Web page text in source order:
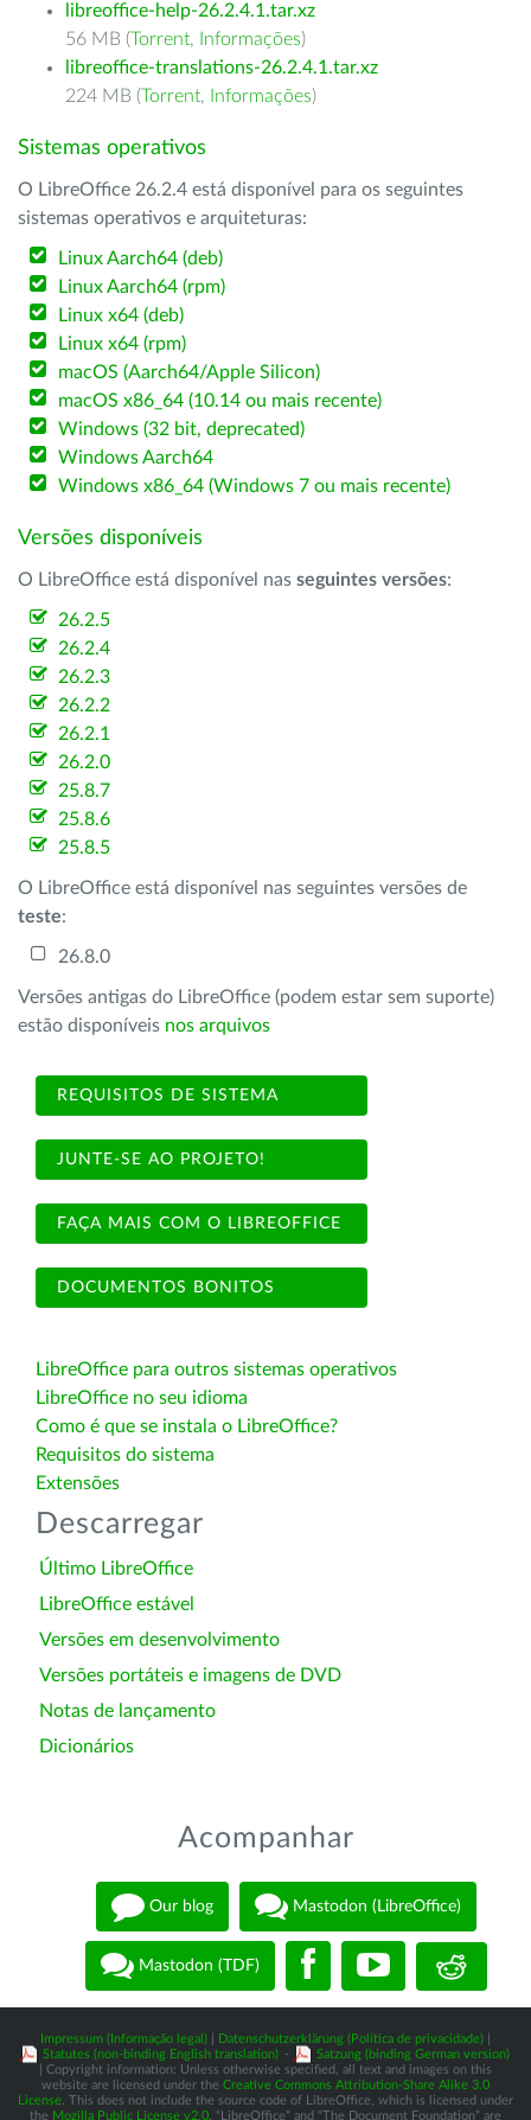
libreoffice-help-26.2.4.1.tar.xz
56 MB (Torrent, Informações)
libreoffice-translations-26.2.4.1.tar.xz
224 MB (Torrent, Informações)
Sistemas operativos
O LibreOffice 26.2.4 está disponível para os seguintes
sistemas operativos e arquiteturas:
Linux Aarch64 (deb)
Linux Aarch64 (rpm)
Linux x64 (deb)
Linux x64 (rpm)
macOS (Aarch64/Apple Silicon)
macOS x86_64 (10.14 ou mais recente)
Windows (32 bit, deprecated)
Windows Aarch64
Windows x86_64 (Windows 7 ou mais recente)
Versões disponíveis
O LibreOffice está disponível nas seguintes versões:
26.2.5
26.2.4
26.2.3
26.2.2
26.2.1
26.2.0
25.8.7
25.8.6
25.8.5
O LibreOffice está disponível nas seguintes versões de
teste:
26.8.0
Versões antigas do LibreOffice (podem estar sem suporte)
estão disponíveis nos arquivos
REQUISITOS DE SISTEMA
JUNTE-SE AO PROJETO!
FAÇA MAIS COM O LIBREOFFICE
DOCUMENTOS BONITOS
LibreOffice para outros sistemas operativos
LibreOffice no seu idioma
Como é que se instala o LibreOffice?
Requisitos do sistema
Extensões
Descarregar
Último LibreOffice
LibreOffice estável
Versões em desenvolvimento
Versões portáteis e imagens de DVD
Notas de lançamento
Dicionários
Acompanhar
Our blog Mastodon (LibreOffice)
Mastodon (TDF)
Impressum (Informação legal) Datenschutzerklärung (Política de privacidade)
Statutes (non-binding English translation) -
Satzung (binding German version)
| Copyright information: Unless otherwise specified, all text and images on this
website are licensed under the Creative Commons Attribution-Share Alike 3.0
License . This does not include the source code of LibreOffice, which is licensed under
the Mozilla Public License v2.0 . “LibreOffice” and “The Document Foundation” are